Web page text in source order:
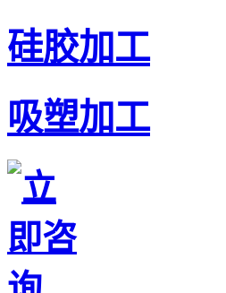
硅胶加工
吸塑加工